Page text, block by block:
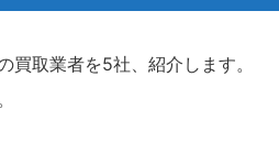
取業者を5社、紹介します。